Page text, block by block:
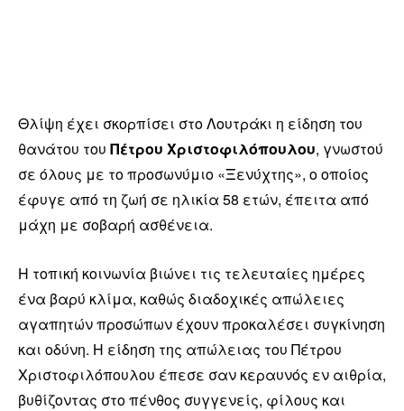
Θλίψη έχει σκορπίσει στο Λουτράκι η είδηση του
θανάτου του Πέτρου Χριστοφιλόπουλου, γνωστού
σε όλους με το προσωνύμιο «Ξενύχτης», ο οποίος
έφυγε από τη ζωή σε ηλικία 58 ετών, έπειτα από
μάχη με σοβαρή ασθένεια.
Η τοπική κοινωνία βιώνει τις τελευταίες ημέρες
ένα βαρύ κλίμα, καθώς διαδοχικές απώλειες
αγαπητών προσώπων έχουν προκαλέσει συγκίνηση
και οδύνη. Η είδηση της απώλειας του Πέτρου
Χριστοφιλόπουλου έπεσε σαν κεραυνός εν αιθρία,
βυθίζοντας στο πένθος συγγενείς, φίλους και